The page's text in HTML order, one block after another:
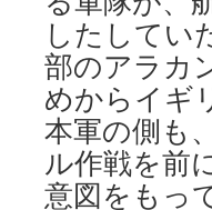
したしてい
部のアラカ
めからイギ
本軍の側も
ル作戦を前
意図をもっ